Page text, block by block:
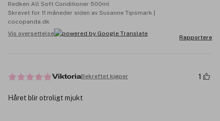
Redken All Soft Conditioner 500ml
Skrevet for 11 måneder siden av Susanne Tipsmark |
cocopanda.dk
Vis oversettelse
Rapportere
ViktoriaBekreftet kjøper 1
Håret blir otroligt mjukt